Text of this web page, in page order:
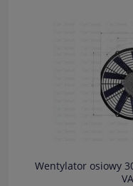
Wentylator osiowy